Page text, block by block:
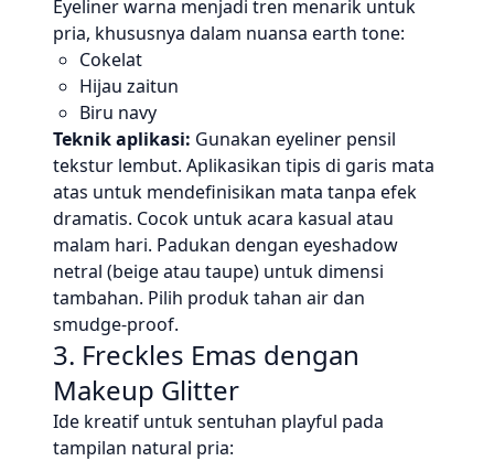
Eyeliner warna menjadi tren menarik untuk
pria, khususnya dalam nuansa earth tone:
Cokelat
Hijau zaitun
Biru navy
Teknik aplikasi: Gunakan eyeliner pensil
tekstur lembut. Aplikasikan tipis di garis mata
atas untuk mendefinisikan mata tanpa efek
dramatis. Cocok untuk acara kasual atau
malam hari. Padukan dengan eyeshadow
netral (beige atau taupe) untuk dimensi
tambahan. Pilih produk tahan air dan
smudge-proof.
3. Freckles Emas dengan
Makeup Glitter
Ide kreatif untuk sentuhan playful pada
tampilan natural pria: